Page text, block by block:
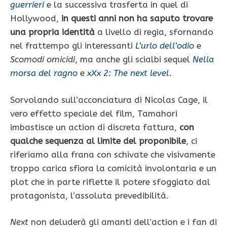
guerrierie la successiva trasferta in quel di
Hollywood, in questi anni non ha saputo trovare
una propria identità a livello di regia, sfornando
nel frattempo gli interessanti L’urlo dell’odio e
Scomodi omicidi, ma anche gli scialbi sequel Nella
morsa del ragno e xXx 2: The next level.
Sorvolando sull’acconciatura di Nicolas Cage, il
vero effetto speciale del film, Tamahori
imbastisce un action di discreta fattura, con
qualche sequenza al limite del proponibile, ci
riferiamo alla frana con schivate che visivamente
troppo carica sfiora la comicità involontaria e un
plot che in parte riflette il potere sfoggiato dal
protagonista, l’assoluta prevedibilità.
Next non deluderà gli amanti dell’action e i fan di